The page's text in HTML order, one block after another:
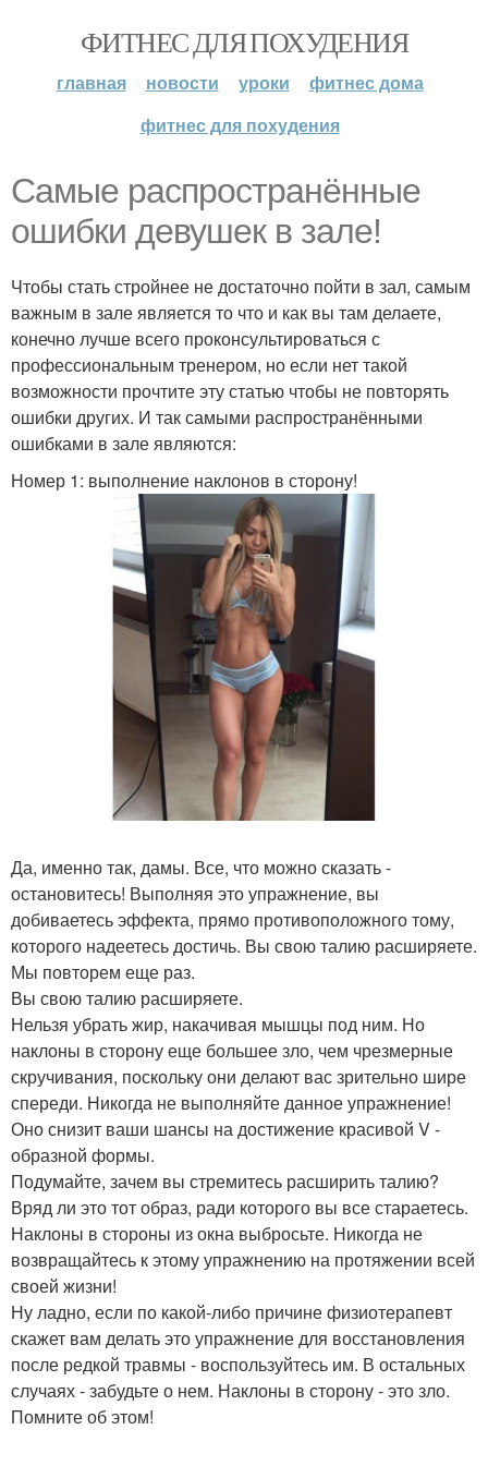
ФИТНЕС ДЛЯ ПОХУДЕНИЯ
главная новости уроки
фитнес дома
фитнес для похудения
Самые распространённые
ошибки девушек в зале!
Чтобы стать стройнее не достаточно пойти в зал, самым
важным в зале является то что и как вы там делаете,
конечно лучше всего проконсультироваться с
профессиональным тренером, но если нет такой
возможности прочтите эту статью чтобы не повторять
ошибки других. И так самыми распространёнными
ошибками в зале являются:
Номер 1: выполнение наклонов в сторону!
Да, именно так, дамы. Все, что можно сказать -
остановитесь! Выполняя это упражнение, вы
добиваетесь эффекта, прямо противоположного тому,
которого надеетесь достичь. Вы свою талию расширяете.
Мы повторем еще раз.
Вы свою талию расширяете.
Нельзя убрать жир, накачивая мышцы под ним. Но
наклоны в сторону еще большее зло, чем чрезмерные
скручивания, поскольку они делают вас зрительно шире
спереди. Никогда не выполняйте данное упражнение!
Оно снизит ваши шансы на достижение красивой V -
образной формы.
Подумайте, зачем вы стремитесь расширить талию?
Вряд ли это тот образ, ради которого вы все стараетесь.
Наклоны в стороны из окна выбросьте. Никогда не
возвращайтесь к этому упражнению на протяжении всей
своей жизни!
Ну ладно, если по какой-либо причине физиотерапевт
скажет вам делать это упражнение для восстановления
после редкой травмы - воспользуйтесь им. В остальных
случаях - забудьте о нем. Наклоны в сторону - это зло.
Помните об этом!